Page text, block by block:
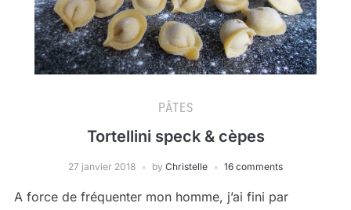
PÂTES
Tortellini speck & cèpes
27 janvier 2018 by Christelle 16 comments
A force de fréquenter mon homme, j’ai fini par